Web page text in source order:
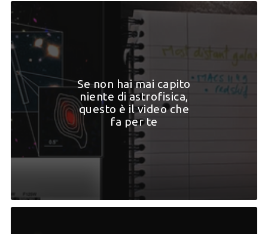
Se non hai mai capito
niente di astrofisica,
questo è il video che
fa per te